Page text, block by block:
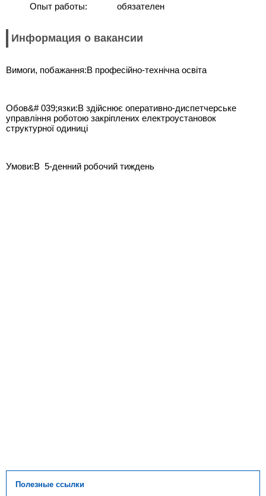
Опыт работы:
обязателен
Информация о вакансии
Вимоги, побажання:В професійно-технічна освіта
Обов&# 039;язки:В здійснює оперативно-диспетчерське
управління роботою закріплених електроустановок
структурної одиниці
Умови:В 5-денний робочий тиждень
Полезные ссылки